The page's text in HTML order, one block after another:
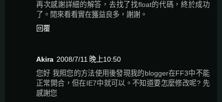
再次感謝詳細的解答，去找了找float的代碼，終於成功
了。閒來看看實在獲益良多，謝謝。
回覆
Akira 2008/7/11 晚上10:50
您好 我照您的方法使用後發現我的blogger在FF3中不能
正常開合，但在IE7中就可以。不知道要怎麼修改呢? 先
感謝您